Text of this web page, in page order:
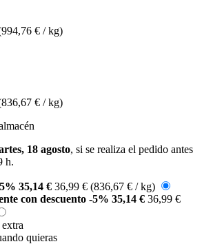
€ / kg)
€ / kg)
18 agosto, si se realiza el pedido antes
h.
35,14 € 36,99 € (836,67 € / kg)
con descuento -5% 35,14 € 36,99 €
quieras